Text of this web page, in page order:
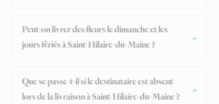
Peut-on livrer des fleurs le dimanche et les
jours fériés à Saint-Hilaire-du-Maine ?
Que se passe-t-il si le destinataire est absent
lors de la livraison à Saint-Hilaire-du-Maine ?